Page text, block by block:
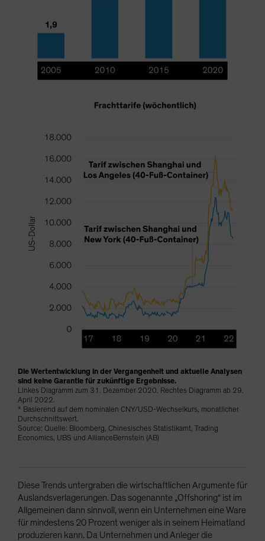
Die Wertentwicklung in der Vergangenheit und aktuelle Analysen
sind keine Garantie für zukünftige Ergebnisse.
Linkes Diagramm zum 31. Dezember 2020. Rechtes Diagramm ab 29.
April 2022.
* Basierend auf dem nominalen CNY/USD-Wechselkurs, monatlicher
Durchschnittswert.
Source: Quelle: Bloomberg, Chinesisches Statistikamt, Trading
Economics, UBS und AllianceBernstein (AB)
Diese Trends untergraben die wirtschaftlichen Argumente für
Auslandsverlagerungen. Das sogenannte „Offshoring“ ist im
Allgemeinen dann sinnvoll, wenn ein Unternehmen eine Ware
für mindestens 20 Prozent weniger als in seinem Heimatland
produzieren kann. Da Unternehmen und Anleger die